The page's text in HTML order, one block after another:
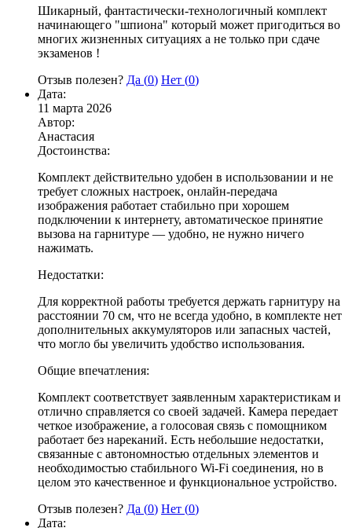
Шикарный, фантастически-технологичный комплект
начинающего "шпиона" который может пригодиться во
многих жизненных ситуациях а не только при сдаче
экзаменов !
Отзыв полезен? Да (0) Нет (0)
Дата:
11 марта 2026
Автор:
Анастасия
Достоинства:
Комплект действительно удобен в использовании и не
требует сложных настроек, онлайн-передача
изображения работает стабильно при хорошем
подключении к интернету, автоматическое принятие
вызова на гарнитуре — удобно, не нужно ничего
нажимать.
Недостатки:
Для корректной работы требуется держать гарнитуру на
расстоянии 70 см, что не всегда удобно, в комплекте нет
дополнительных аккумуляторов или запасных частей,
что могло бы увеличить удобство использования.
Общие впечатления:
Комплект соответствует заявленным характеристикам и
отлично справляется со своей задачей. Камера передает
четкое изображение, а голосовая связь с помощником
работает без нареканий. Есть небольшие недостатки,
связанные с автономностью отдельных элементов и
необходимостью стабильного Wi-Fi соединения, но в
целом это качественное и функциональное устройство.
Отзыв полезен? Да (0) Нет (0)
Дата: